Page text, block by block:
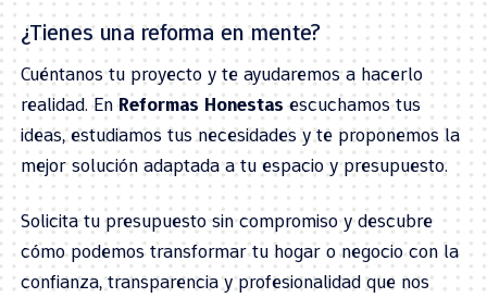
¿Tienes una reforma en mente?
Cuéntanos tu proyecto y te ayudaremos a hacerlo
realidad. EnReformas Honestasescuchamos tus
ideas, estudiamos tus necesidades y te proponemos la
mejor solución adaptada a tu espacio y presupuesto.
Solicita tu presupuesto sin compromiso y descubre
cómo podemos transformar tu hogar o negocio con la
confianza, transparencia y profesionalidad que nos